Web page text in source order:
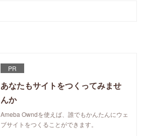
PR
あなたもサイトをつくってみませ
んか
Ameba Owndを使えば、誰でもかんたんにウェ
ブサイトをつくることができます。